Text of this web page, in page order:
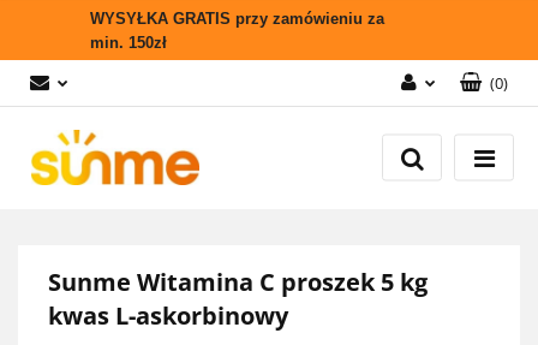
WYSYŁKA GRATIS przy zamówieniu za
min. 150zł
Zaloguj się
Zarejestruj się
(0)
Sunme Witamina C proszek 5 kg
kwas L-askorbinowy